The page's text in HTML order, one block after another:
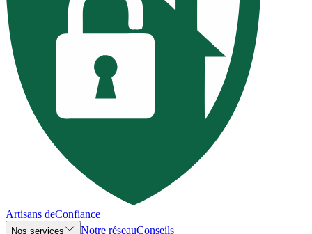
Artisans deConfiance
Nos services Notre réseauConseils